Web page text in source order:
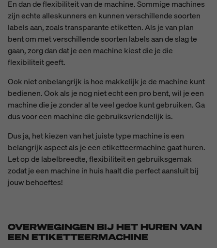
En dan de flexibiliteit van de machine. Sommige machines
zijn echte alleskunners en kunnen verschillende soorten
labels aan, zoals transparante etiketten. Als je van plan
bent om met verschillende soorten labels aan de slag te
gaan, zorg dan dat je een machine kiest die je die
flexibiliteit geeft.
Ook niet onbelangrijk is hoe makkelijk je de machine kunt
bedienen. Ook als je nog niet echt een pro bent, wil je een
machine die je zonder al te veel gedoe kunt gebruiken. Ga
dus voor een machine die gebruiksvriendelijk is.
Dus ja, het kiezen van het juiste type machine is een
belangrijk aspect als je een etiketteermachine gaat huren.
Let op de labelbreedte, flexibiliteit en gebruiksgemak
zodat je een machine in huis haalt die perfect aansluit bij
jouw behoeftes!
OVERWEGINGEN BIJ HET HUREN VAN
EEN ETIKETTEERMACHINE